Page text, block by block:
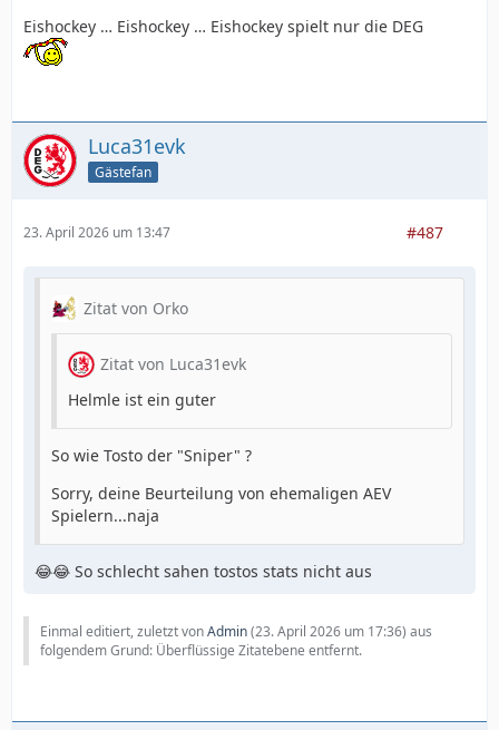
Eishockey … Eishockey … Eishockey spielt nur die DEG
Luca31evk
Gästefan
23. April 2026 um 13:47 #487
Zitat von Orko
Zitat von Luca31evk
Helmle ist ein guter
So wie Tosto der "Sniper" ?
Sorry, deine Beurteilung von ehemaligen AEV
Spielern...naja
😂😂 So schlecht sahen tostos stats nicht aus
Einmal editiert, zuletzt vonAdmin(23. April 2026 um 17:36) aus
folgendem Grund: Überflüssige Zitatebene entfernt.